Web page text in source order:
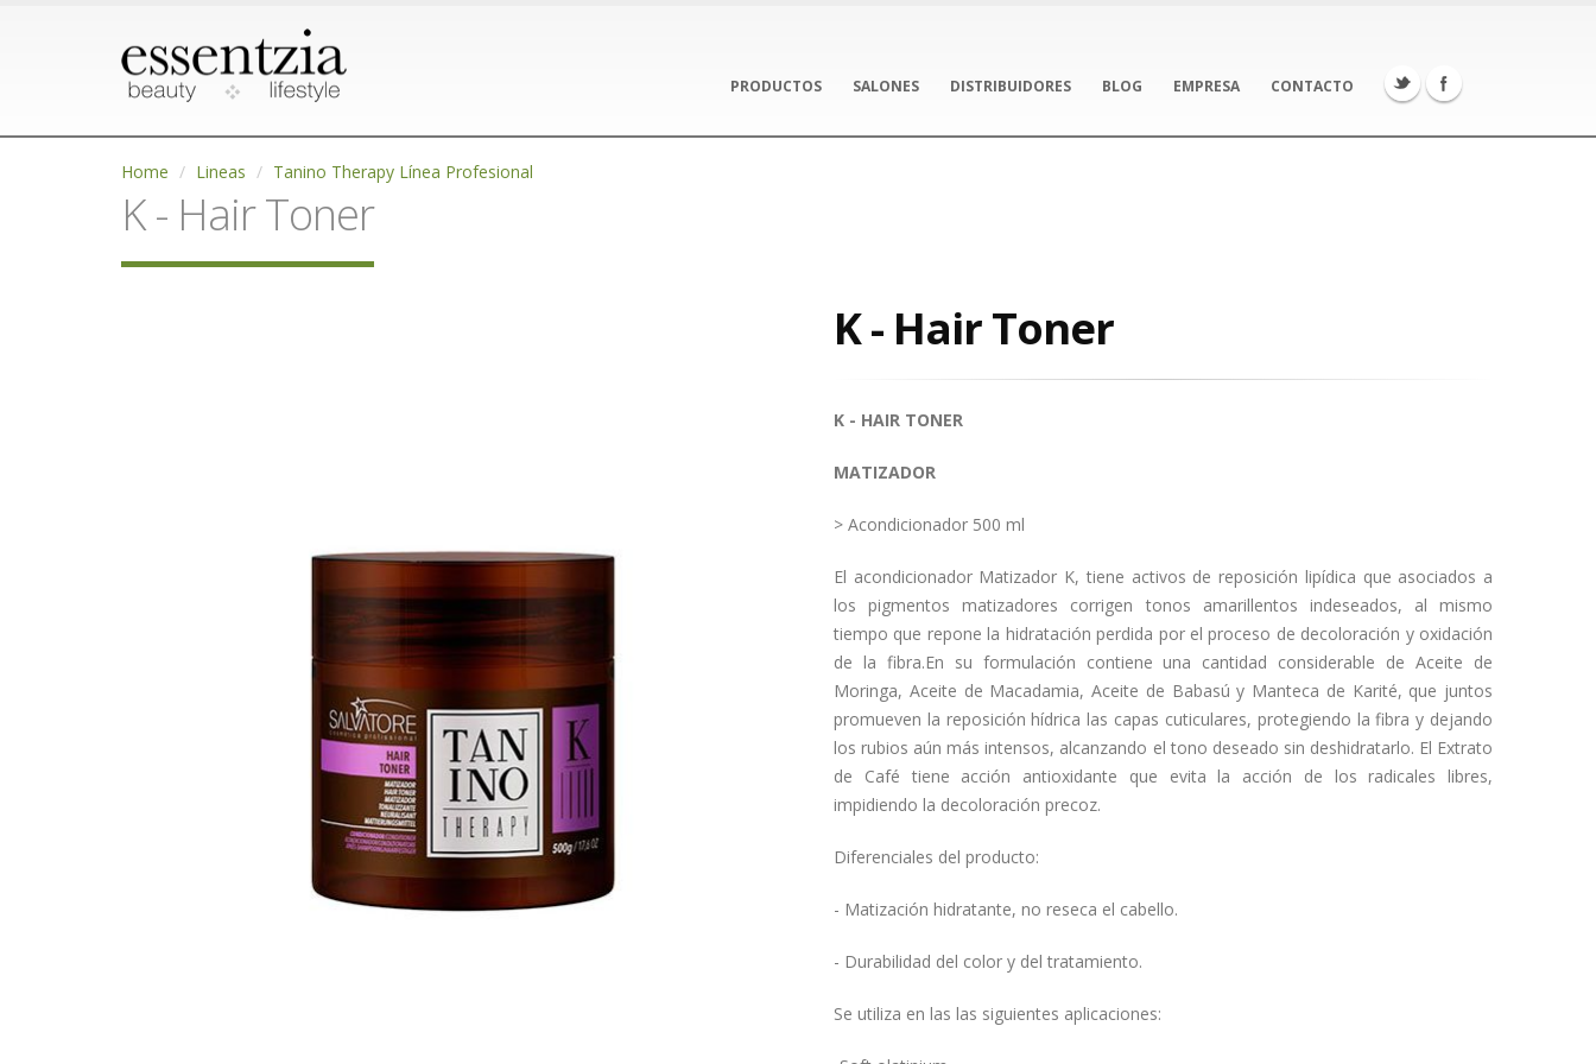
PRODUCTOS SALONES DISTRIBUIDORES BLOG EMPRESA CONTACTO
Home Lineas Tanino Therapy Línea Profesional
K - Hair Toner
K - Hair Toner
K - HAIR TONER
MATIZADOR
> Acondicionador 500 ml
El acondicionador Matizador K, tiene activos de reposición lipídica que asociados a
los pigmentos matizadores corrigen tonos amarillentos indeseados, al mismo
tiempo que repone la hidratación perdida por el proceso de decoloración y oxidación
de la fibra.En su formulación contiene una cantidad considerable de Aceite de
Moringa, Aceite de Macadamia, Aceite de Babasú y Manteca de Karité, que juntos
promueven la reposición hídrica las capas cuticulares, protegiendo la fibra y dejando
los rubios aún más intensos, alcanzando el tono deseado sin deshidratarlo. El Extrato
de Café tiene acción antioxidante que evita la acción de los radicales libres,
impidiendo la decoloración precoz.
Diferenciales del producto:
- Matización hidratante, no reseca el cabello.
- Durabilidad del color y del tratamiento.
Se utiliza en las las siguientes aplicaciones: